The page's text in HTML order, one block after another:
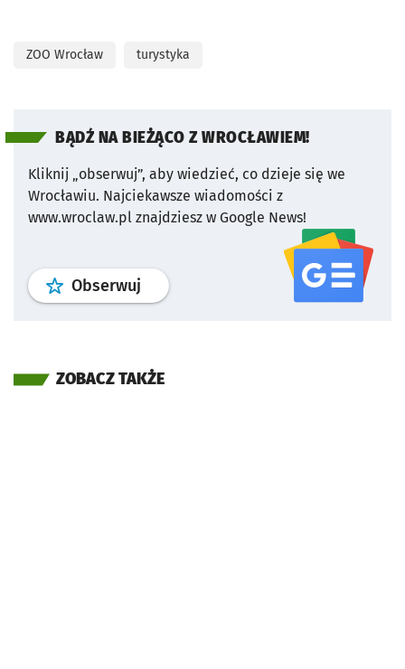
ZOO Wrocław turystyka
BĄDŹ NA BIEŻĄCO Z WROCŁAWIEM!
Kliknij „obserwuj”, aby wiedzieć, co dzieje się we
Wrocławiu. Najciekawsze wiadomości z
www.wroclaw.pl znajdziesz w Google News!
Obserwuj profil serwisu
ZOBACZ TAKŻE